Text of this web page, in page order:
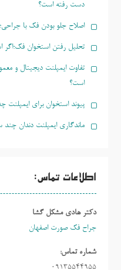
دست رفته است؟
اصلاح جلو بودن فک با جراحی؛
تحلیل رفتن استخوان
تفاوت ایمپلنت دیجیتال و
است؟
پیوند استخوان برای ایمپلنت
ماندگاری ایمپلنت دندان
اطلاعات تماس:
دکتر هادی مشکل گشا
جراح فک صورت اصفهان
شماره تماس:
09135544955